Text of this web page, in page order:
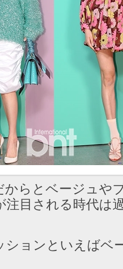
からとベージュや
注目される時代は
ションといえばベ